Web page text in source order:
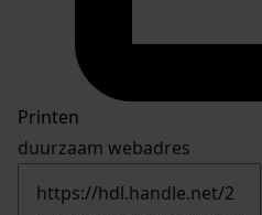
Printen
duurzaam webadres